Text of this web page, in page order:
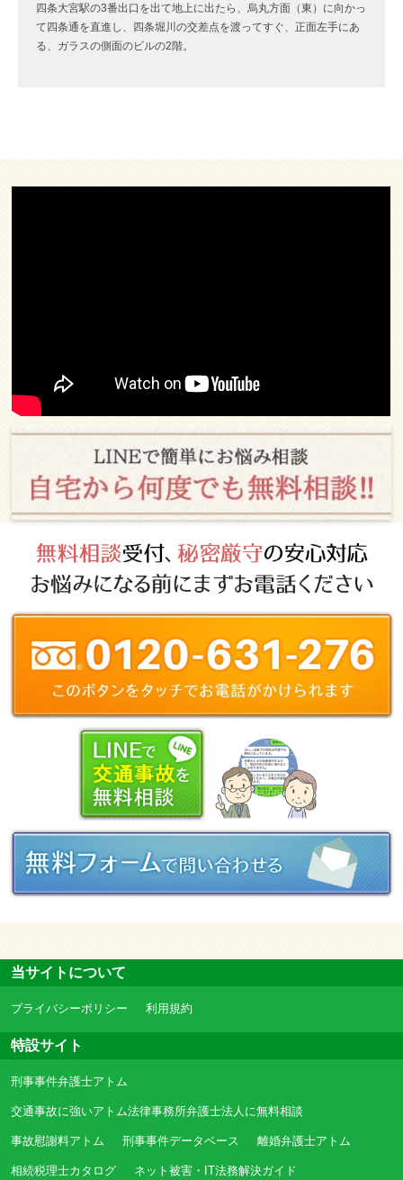
四条大宮駅の3番出口を出て地上に出たら、烏丸方面（東）に向かっ
て四条通を直進し、四条堀川の交差点を渡ってすぐ、正面左手にあ
る、ガラスの側面のビルの2階。
当サイトについて
プライバシーポリシー 利用規約
特設サイト
刑事事件弁護士アトム
交通事故に強いアトム法律事務所弁護士法人に無料相談
事故慰謝料アトム 刑事事件データベース 離婚弁護士アトム
相続税理士カタログ ネット被害・IT法務解決ガイド